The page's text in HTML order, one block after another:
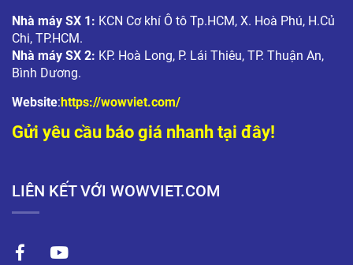
Nhà máy SX 1: KCN Cơ khí Ô tô Tp.HCM, X. Hoà Phú, H.Củ
Chi, TP.HCM.
Nhà máy SX 2: KP. Hoà Long, P. Lái Thiêu, TP. Thuận An,
Bình Dương.
Website:https://wowviet.com/
Gửi yêu cầu báo giá nhanh tại đây!
LIÊN KẾT VỚI WOWVIET.COM